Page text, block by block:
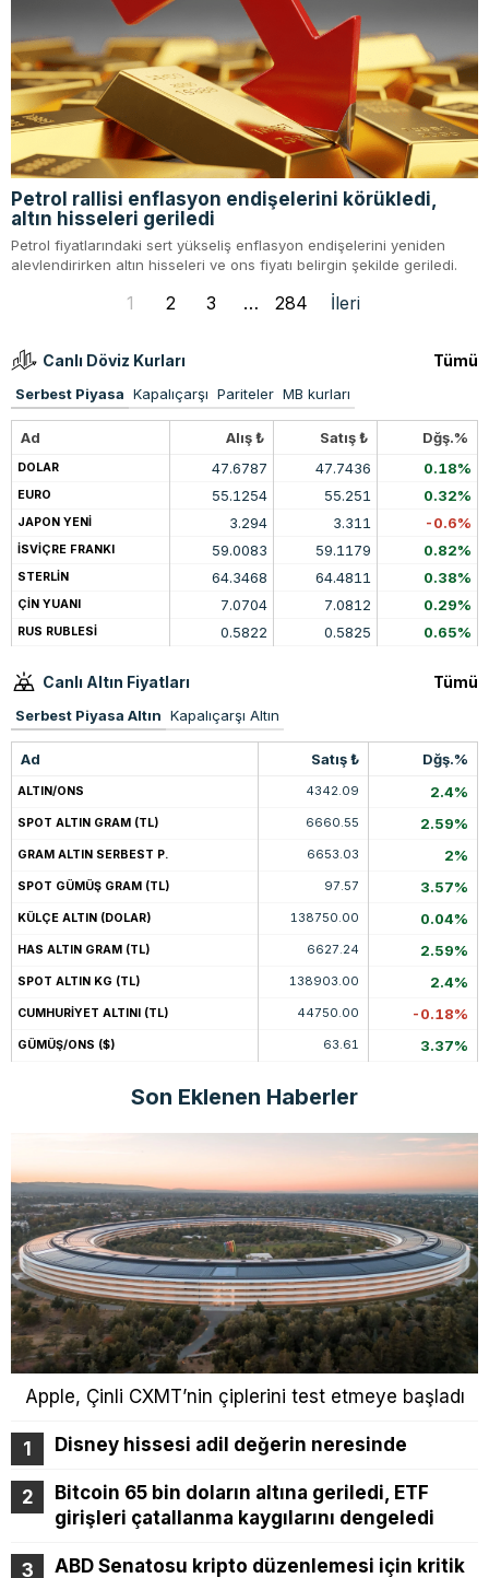
Petrol rallisi enflasyon endişelerini körükledi,
altın hisseleri geriledi
Petrol fiyatlarındaki sert yükseliş enflasyon endişelerini yeniden
alevlendirirken altın hisseleri ve ons fiyatı belirgin şekilde geriledi.
1 2 3 … 284 İleri
Canlı Döviz Kurları Tümü
Serbest Piyasa Kapalıçarşı Pariteler MB kurları
Ad Alış ₺ Satış ₺ Dğş.%
DOLAR 47.6787 47.7436 0.18%
EURO 55.1254 55.251 0.32%
JAPON YENİ 3.294 3.311 -0.6%
İSVİÇRE FRANKI 59.0083 59.1179 0.82%
STERLİN 64.3468 64.4811 0.38%
ÇİN YUANI 7.0704 7.0812 0.29%
RUS RUBLESİ 0.5822 0.5825 0.65%
Canlı Altın Fiyatları Tümü
Serbest Piyasa Altın Kapalıçarşı Altın
Ad Satış ₺ Dğş.%
ALTIN/ONS 4342.09 2.4%
SPOT ALTIN GRAM (TL) 6660.55 2.59%
GRAM ALTIN SERBEST P. 6653.03 2%
SPOT GÜMÜŞ GRAM (TL) 97.57 3.57%
KÜLÇE ALTIN (DOLAR) 138750.00 0.04%
HAS ALTIN GRAM (TL) 6627.24 2.59%
SPOT ALTIN KG (TL) 138903.00 2.4%
CUMHURİYET ALTINI (TL) 44750.00 -0.18%
GÜMÜŞ/ONS ($) 63.61 3.37%
Son Eklenen Haberler
Apple, Çinli CXMT’nin çiplerini test etmeye başladı
Disney hissesi adil değerin neresinde
Bitcoin 65 bin doların altına geriledi, ETF
girişleri çatallanma kaygılarını dengeledi
ABD Senatosu kripto düzenlemesi için kritik